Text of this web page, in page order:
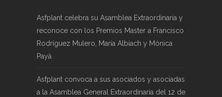
Asfplant celebra su Asamblea Extraordinaria y
reconoce con los Premios Master a Francisco
Rodríguez Mulero, Maria Albiach y Mónica
Payà
Asfplant convoca a sus asociados y asociadas
a la Asamblea General Extraordinaria del 12 de